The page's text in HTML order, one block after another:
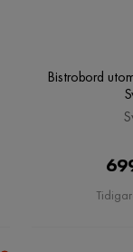
Bistrobord